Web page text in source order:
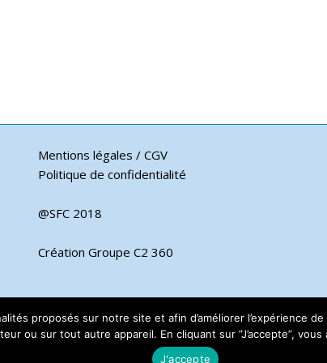
Mentions légales / CGV
Politique de confidentialité
@SFC 2018
Création Groupe C2 360
proposés sur notre site et afin d’améliorer l’expérience
ou sur tout autre appareil. En cliquant sur ”J’accepte”, vous
J'accepte